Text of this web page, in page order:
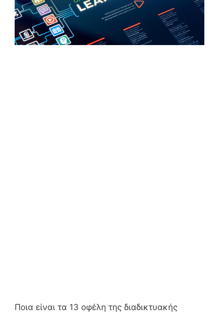
Ποια είναι τα 13 οφέλη της διαδικτυακής